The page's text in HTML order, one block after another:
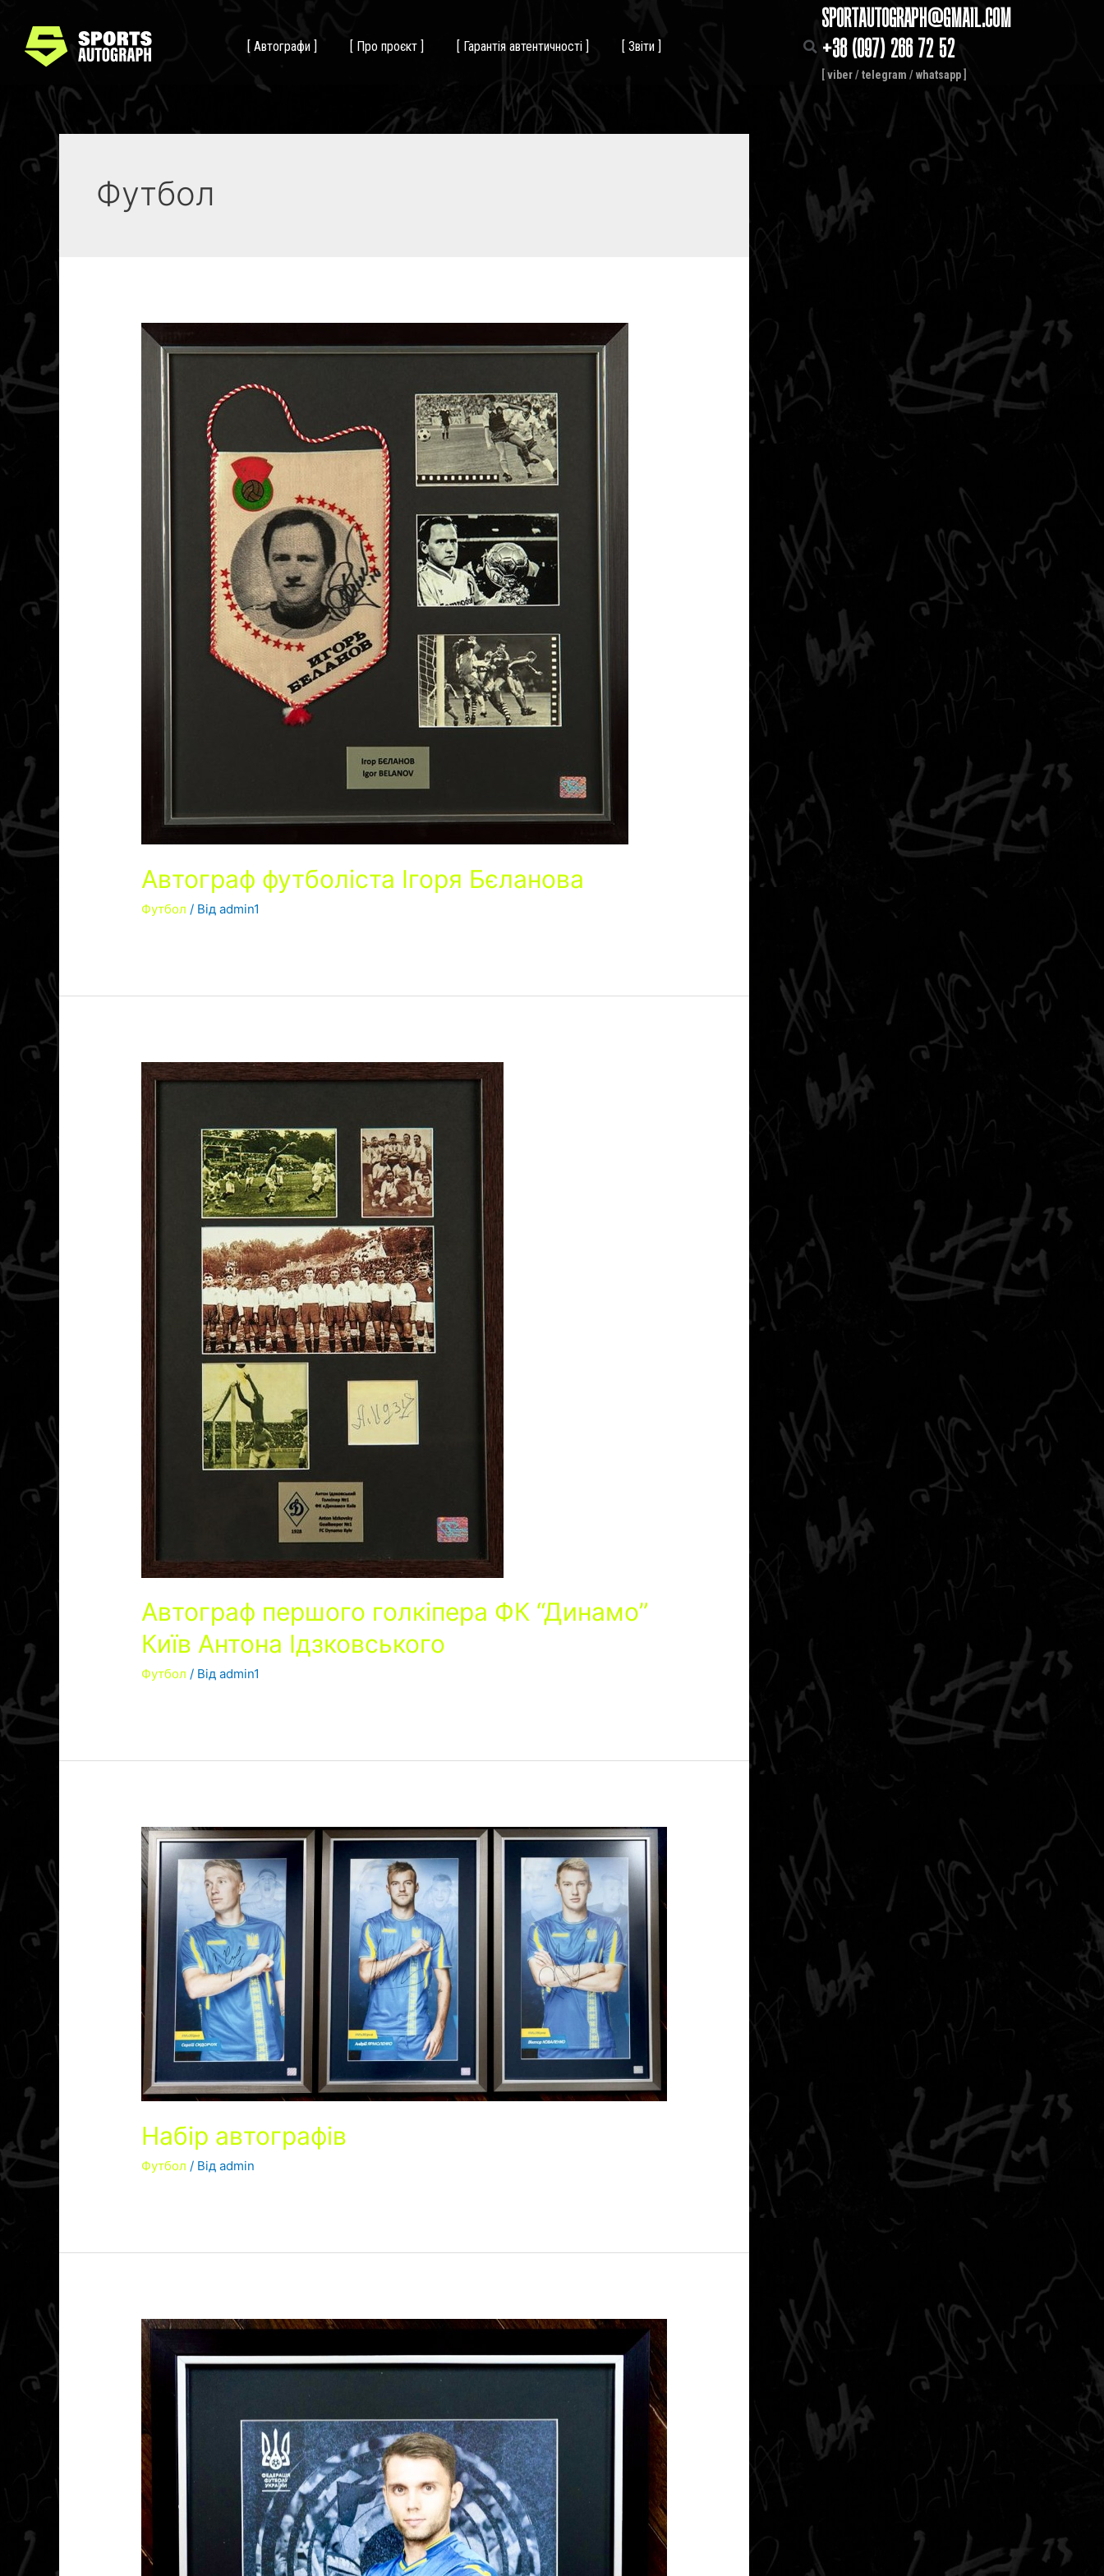
[ Автографи ] [ Про проєкт ] [ Гарантія автентичності ] [ Звіти ]
SPORTAUTOGRAPH@GMAIL.COM
+38 (097) 266 72 52
[viber/ telegram /whatsapp
Футбол
Автограф футболіста Ігоря Бєланова
Футбол / Відadmin1
Автограф першого голкіпера ФК “Динамо”
Київ Антона Ідзковського
Футбол / Відadmin1
Набір автографів
Футбол / Відadmin